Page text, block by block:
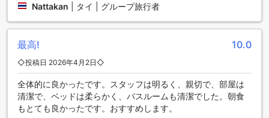
Mayflower Grand Hotel Koratでは、快適な客室設備を提供し
ており、滞在をより快適に過ごすことができます。全ての客
室にはエアコンが完備されており、タイの暑い気候から逃れ
ることができます。また、テレビも設置されており、様々な
チャンネルを楽しむことができます。さらに、衛星/ケーブル
テレビもご利用いただけますので、国内外の番組や映画をお
楽しみいただけます。冷蔵庫も完備されており、お気に入り
の飲み物や食べ物を手軽に保存することができます。
Mayflower Grand Hotel Koratの客室設備は、快適さと便利さ
Nattakan タイ | グループ旅行者
最高! 10.0
◇投稿日 2026年4月2日◇
全体的に良かったです。スタッフは明るく、親切で、部屋は
清潔で、ベッドは柔らかく、バスルームも清潔でした。朝食
もとても良かったです。おすすめします。